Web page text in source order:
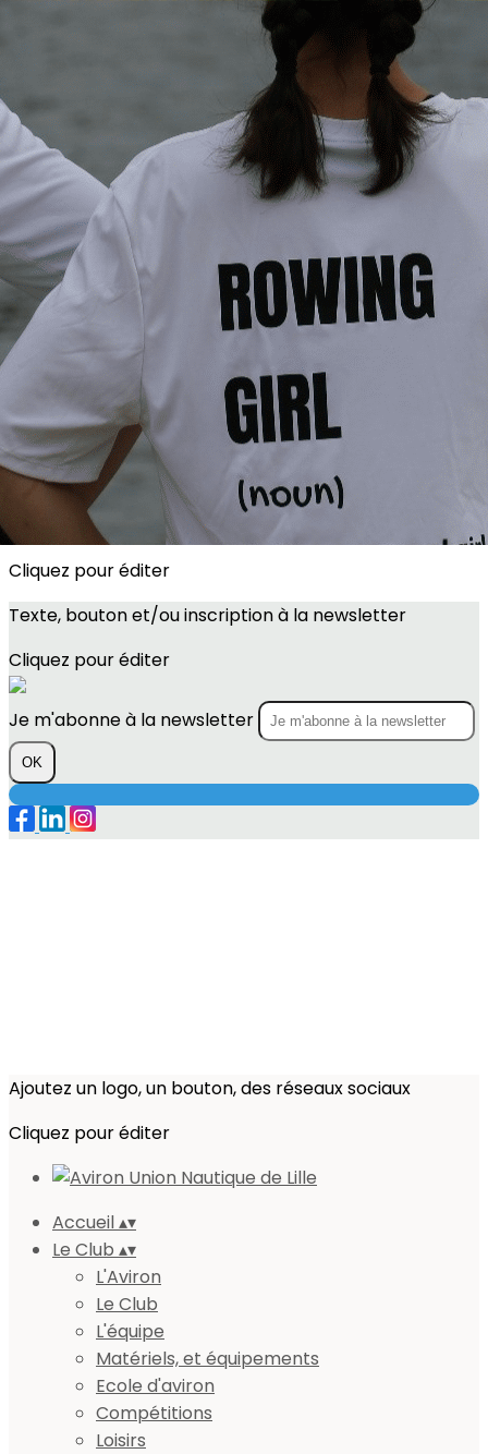
Exporter les lignes sélectionnées
Exporter toutes les colonnes
Exporter uniquement les colonnes affichées
Menu
<
>
L'Aviron
Le Club
L'équipe
Matériels, et équipements
Ecole d'aviron
Compétitions
Loisirs
Photos
?>
Images de la page d'accueil
Cliquez pour éditer
Texte, bouton et/ou inscription à la newsletter
Cliquez pour éditer
Je m'abonne à la newsletter
OK
Ajoutez un logo, un bouton, des réseaux sociaux
Cliquez pour éditer
Accueil▴▾
Le Club ▴▾
L'Aviron
Le Club
L'équipe
Matériels, et équipements
Ecole d'aviron
Compétitions
Loisirs